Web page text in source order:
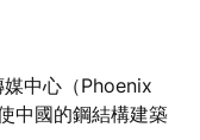
中心（Phoenix
中國的鋼結構建築